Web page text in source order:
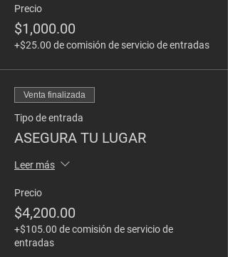
Precio
$1,000.00
+$25.00 de comisión de servicio de entradas
Venta finalizada
Tipo de entrada
ASEGURA TU LUGAR
Leer más
Precio
$4,200.00
+$105.00 de comisión de servicio de
entradas